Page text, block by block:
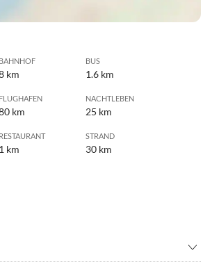
BAHNHOF
km
BUS
1.6 km
FLUGHAFEN
km
NACHTLEBEN
25 km
RESTAURANT
1 km
STRAND
30 km